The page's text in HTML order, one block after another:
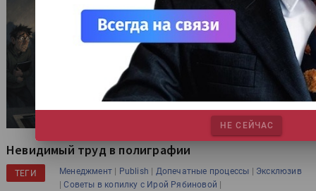
Невидимый труд в полиграфии
ТЕГИ Менеджмент | Publish | Допечатные процессы | Эксклюзив
|Советы в копилку с Ирой Рябиновой |
НЕ СЕЙЧАС